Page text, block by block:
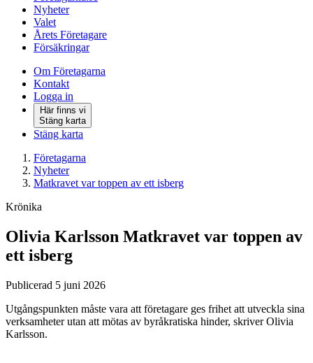
Nyheter
Valet
Årets Företagare
Försäkringar
Om Företagarna
Kontakt
Logga in
Här finns vi
Stäng karta
Stäng karta
Företagarna
Nyheter
Matkravet var toppen av ett isberg
Krönika
Olivia Karlsson Matkravet var toppen av
ett isberg
Publicerad 5 juni 2026
Utgångspunkten måste vara att företagare ges frihet att utveckla sina
verksamheter utan att mötas av byråkratiska hinder, skriver Olivia
Karlsson.